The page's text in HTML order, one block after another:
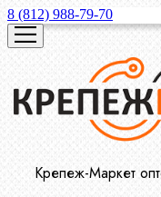
8 (812) 988-79-70
Крепеж-Маркет